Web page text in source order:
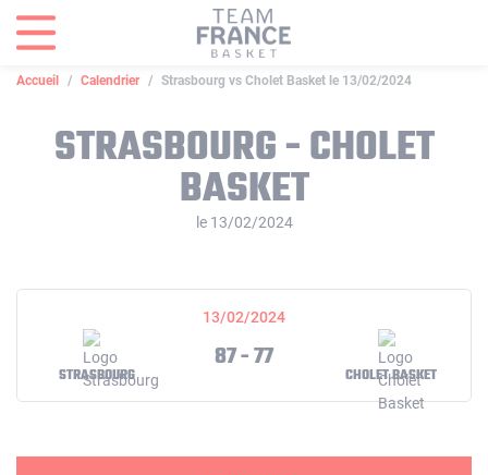
Accueil Calendrier Strasbourg vs Cholet Basket le 13/02/2024
STRASBOURG - CHOLET
BASKET
le 13/02/2024
13/02/2024
STRASBOURG
87 - 77
CHOLET BASKET
Panneau de gestion des cookies